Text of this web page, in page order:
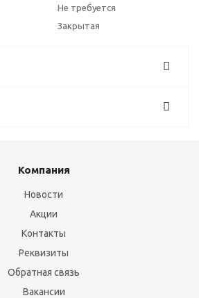
Не требуется
Закрытая
Компания
Новости
Акции
Контакты
Реквизиты
Обратная связь
Вакансии